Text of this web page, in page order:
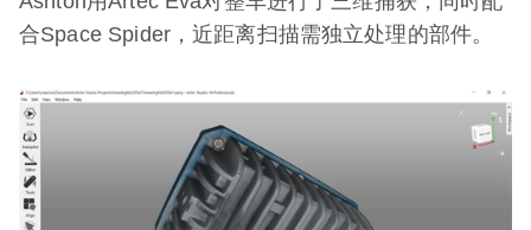
合Space Spider，近距离扫描需独立处理的部件。